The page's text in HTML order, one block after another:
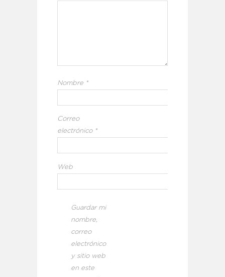
Nombre *
Correo
electrónico *
Web
Guardar mi
nombre,
correo
electrónico
y sitio web
en este